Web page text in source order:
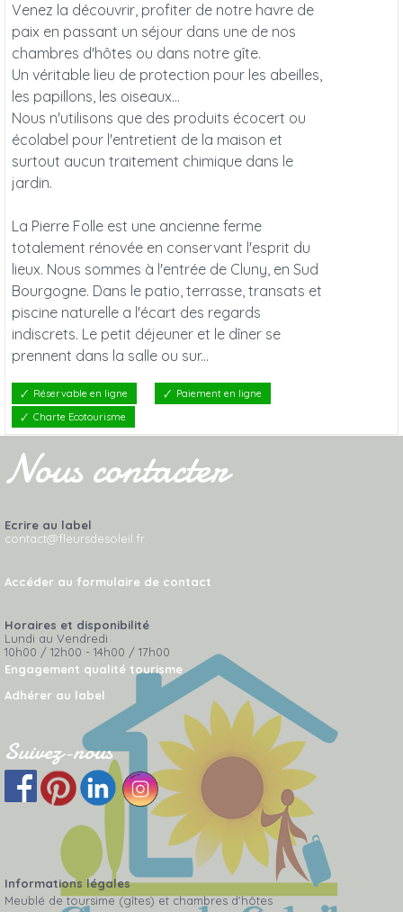
Venez la découvrir, profiter de notre havre de
paix en passant un séjour dans une de nos
chambres d'hôtes ou dans notre gîte.
Un véritable lieu de protection pour les abeilles,
les papillons, les oiseaux...
Nous n'utilisons que des produits écocert ou
écolabel pour l'entretient de la maison et
surtout aucun traitement chimique dans le
jardin.
La Pierre Folle est une ancienne ferme
totalement rénovée en conservant l'esprit du
lieux. Nous sommes à l'entrée de Cluny, en Sud
Bourgogne. Dans le patio, terrasse, transats et
piscine naturelle a l'écart des regards
indiscrets. Le petit déjeuner et le dîner se
prennent dans la salle ou sur...
Réservable en ligne
Paiement en ligne
Charte Ecotourisme
Nous contacter
Ecrire au label
contact@fleursdesoleil.fr
Accéder au formulaire de contact
Horaires et disponibilité
Lundi au Vendredi
10h00 / 12h00 - 14h00 / 17h00
Engagement qualité tourisme
Adhérer au label
Suivez-nous
Informations légales
Meublé de toursime (gîtes) et chambres d'hôtes